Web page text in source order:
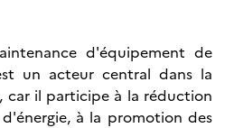
d'équipement de
un acteur central dans la
car il participe à la réduction
à la promotion des